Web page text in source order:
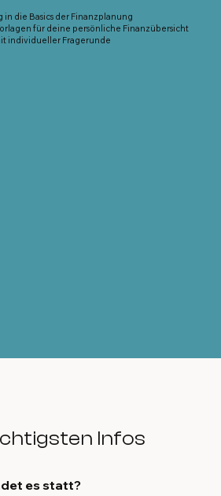
in die Basics der Finanzplanung
für deine persönliche Finanzübersicht
individueller Fragerunde
Infos
es statt?